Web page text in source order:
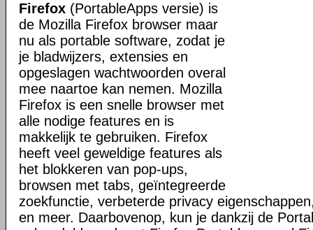
Firefox (PortableApps versie) is
de Mozilla Firefox browser maar
nu als portable software, zodat je
je bladwijzers, extensies en
opgeslagen wachtwoorden overal
mee naartoe kan nemen. Mozilla
Firefox is een snelle browser met
alle nodige features en is
makkelijk te gebruiken. Firefox
heeft veel geweldige features als
het blokkeren van pop-ups,
browsen met tabs, geïntegreerde
zoekfunctie, verbeterde privacy
en meer. Daarbovenop, kun je dankzij de